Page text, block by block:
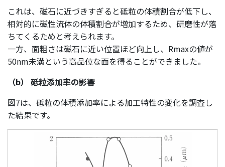
これは、磁石に近づきすぎると砥粒の体積割合が低下し、
相対的に磁性流体の体積割合が増加するため、研磨性が落
ちてくるためと考えられます。
一方、面粗さは磁石に近い位置ほど向上し、Rmaxの値が
50nm未満という高品位な面を得ることができました。
（b） 砥粒添加率の影響
図7は、砥粒の体積添加率による加工特性の変化を調査し
た結果です。